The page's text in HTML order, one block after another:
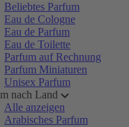
Beliebtes Parfum
Eau de Cologne
Eau de Parfum
Eau de Toilette
Parfum auf Rechnung
Parfum Miniaturen
Unisex Parfum
nach Land
Alle anzeigen
Arabisches Parfum